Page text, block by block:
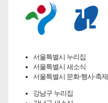
서울특별시 누리집
서울특별시 새소식
서울특별시 문화·행사·축제
강남구 누리집